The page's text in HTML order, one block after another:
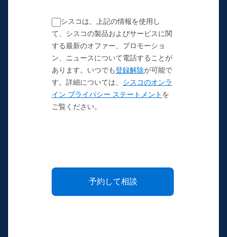
シスコは、上記の情報を使用し
て、シスコの製品およびサービスに関
する最新のオファー、プロモーショ
ン、ニュースについて電話することが
あります。いつでも登録解除が可能で
す。詳細については、 シスコのオンラ
イン プライバシー ステートメント を
ご覧ください。